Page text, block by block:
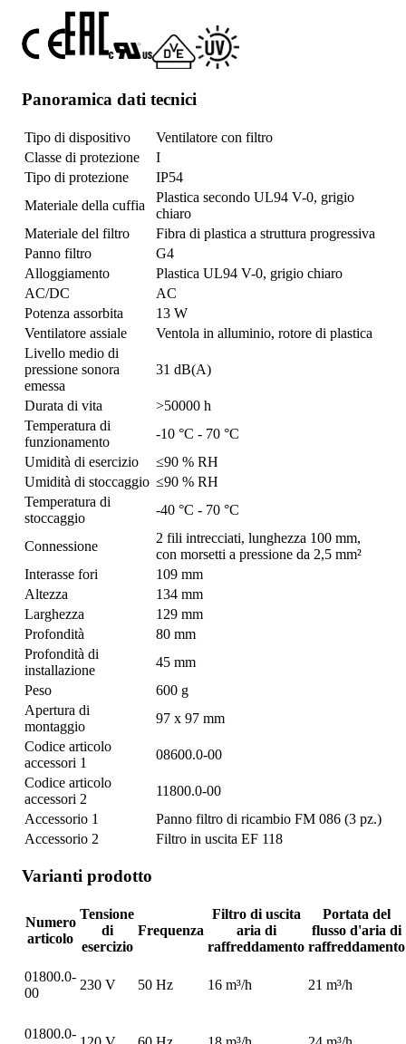
Panoramica dati tecnici
Tipo di dispositivo
Ventilatore con filtro
Classe di protezione
I
Tipo di protezione
IP54
Materiale della cuffia
Plastica secondo UL94 V-0, grigio
chiaro
Materiale del filtro
Fibra di plastica a struttura progressiva
Panno filtro
G4
Alloggiamento
Plastica UL94 V-0, grigio chiaro
AC/DC
AC
Potenza assorbita
13 W
Ventilatore assiale
Ventola in alluminio, rotore di plastica
Livello medio di
pressione sonora
emessa
31 dB(A)
Durata di vita
>50000 h
Temperatura di
funzionamento
-10 °C - 70 °C
Umidità di esercizio
≤90 % RH
Umidità di stoccaggio ≤90 % RH
Temperatura di
stoccaggio
-40 °C - 70 °C
Connessione
2 fili intrecciati, lunghezza 100 mm,
con morsetti a pressione da 2,5 mm²
Interasse fori
109 mm
Altezza
134 mm
Larghezza
129 mm
Profondità
80 mm
Profondità di
installazione
45 mm
Peso
600 g
Apertura di
montaggio
97 x 97 mm
Codice articolo
accessori 1
08600.0-00
Codice articolo
accessori 2
11800.0-00
Accessorio 1
Panno filtro di ricambio FM 086 (3 pz.)
Accessorio 2
Filtro in uscita EF 118
Varianti prodotto
Numero
articolo
Tensione
di
esercizio
Frequenza
Filtro di uscita
aria di
raffreddamento
Portata del
flusso d'aria di
raffreddamento
01800.0-
00
230 V 50 Hz 16 m³/h 21 m³/h
01800.0-